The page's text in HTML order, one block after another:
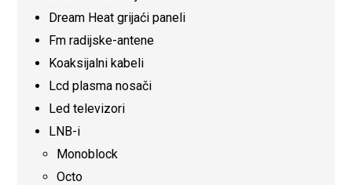
Dream Heat grijaći paneli
Fm radijske-antene
Koaksijalni kabeli
Lcd plasma nosači
Led televizori
LNB-i
Monoblock
Octo